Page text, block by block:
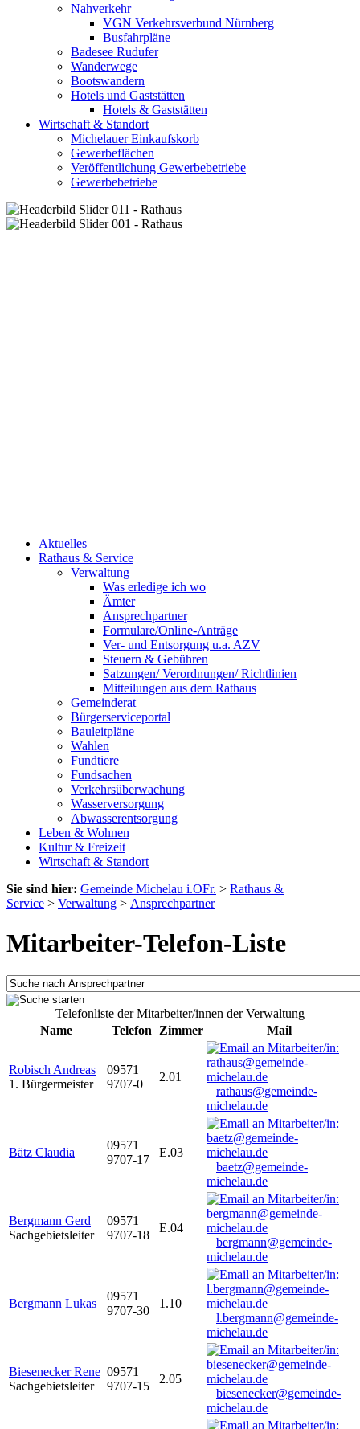
Nahverkehr
VGN Verkehrsverbund Nürnberg
Busfahrpläne
Badesee Rudufer
Wanderwege
Bootswandern
Hotels und Gaststätten
Hotels & Gaststätten
Wirtschaft & Standort
Michelauer Einkaufskorb
Gewerbeflächen
Veröffentlichung Gewerbebetriebe
Gewerbebetriebe
Aktuelles
Rathaus & Service
Verwaltung
Was erledige ich wo
Ämter
Ansprechpartner
Formulare/Online-Anträge
Ver- und Entsorgung u.a. AZV
Steuern & Gebühren
Satzungen/ Verordnungen/ Richtlinien
Mitteilungen aus dem Rathaus
Gemeinderat
Bürgerserviceportal
Bauleitpläne
Wahlen
Fundtiere
Fundsachen
Verkehrsüberwachung
Wasserversorgung
Abwasserentsorgung
Leben & Wohnen
Kultur & Freizeit
Wirtschaft & Standort
Sie sind hier: Gemeinde Michelau i.OFr. > Rathaus &
Service > Verwaltung > Ansprechpartner
Mitarbeiter-Telefon-Liste
Telefonliste der Mitarbeiter/innen der Verwaltung
Name
Telefon Zimmer Mail
Robisch Andreas
1. Bürgermeister
09571
9707-0
2.01
rathaus@gemeinde-
michelau.de
Bätz Claudia
09571
9707-17
E.03
baetz@gemeinde-
michelau.de
Bergmann Gerd
Sachgebietsleiter
09571
9707-18
E.04
bergmann@gemeinde-
michelau.de
Bergmann Lukas
09571
9707-30
1.10
l.bergmann@gemeinde-
michelau.de
Biesenecker Rene
Sachgebietsleiter
09571
9707-15
2.05
biesenecker@gemeinde-
michelau.de